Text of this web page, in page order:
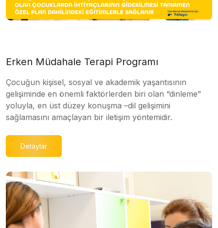
Erken Müdahale Terapi Programı
Çocuğun kişisel, sosyal ve akademik yaşantısının
gelişiminde en önemli faktörlerden biri olan “dinleme”
yoluyla, en üst düzey konuşma –dil gelişimini
sağlamasını amaçlayan bir iletişim yöntemidir.
Detaylar